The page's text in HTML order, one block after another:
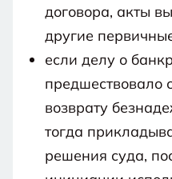
договора, акты
другие
если делу о
предшествовало
возврату
тогда
решения суда,